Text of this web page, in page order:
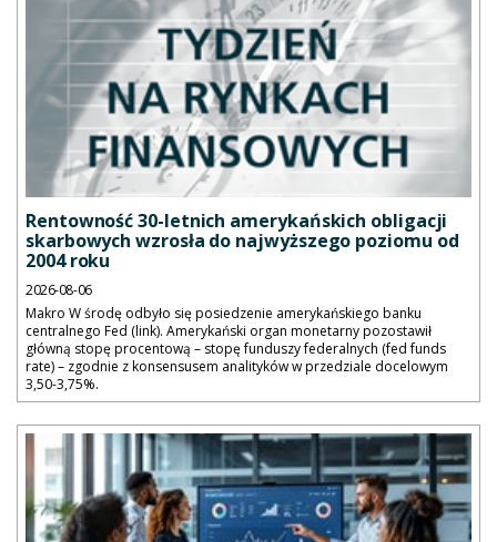
Rentowność 30-letnich amerykańskich obligacji
skarbowych wzrosła do najwyższego poziomu od
2004 roku
2026-08-06
Makro W środę odbyło się posiedzenie amerykańskiego banku
centralnego Fed (link). Amerykański organ monetarny pozostawił
główną stopę procentową – stopę funduszy federalnych (fed funds
rate) – zgodnie z konsensusem analityków w przedziale docelowym
3,50-3,75%.